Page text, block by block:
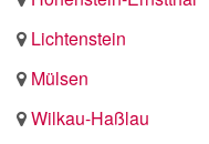
Lichtenstein
Mülsen
Wilkau-Haßlau